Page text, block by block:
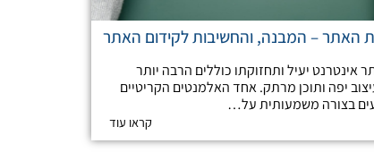
האתר – המבנה, והחשיבות לקידום האתר
אינטרנט יעיל ותחזוקתו כוללים הרבה יותר
יפה ותוכן מרתק. אחד האלמנטים הקריטיים
בצורה משמעותית על…
קראו עוד